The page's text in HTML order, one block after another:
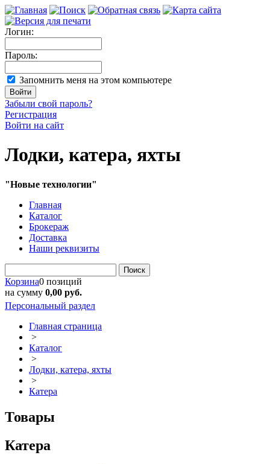
Логин:
Пароль:
Запомнить меня на этом компьютере
Забыли свой пароль?
Регистрация
Войти на сайт
Лодки, катера, яхты
"Новые технологии"
Главная
Каталог
Брокераж
Доставка
Наши реквизиты
Поиск
Корзина0 позиций
на сумму 0,00 руб.
Персональный раздел
Главная страница
>
Каталог
>
Лодки, катера, яхты
>
Катера
Товары
Катера